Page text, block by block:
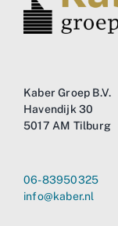
Kaber Groep B.V.
Havendijk 30
5017 AM Tilburg
06-83950325
info@kaber.nl